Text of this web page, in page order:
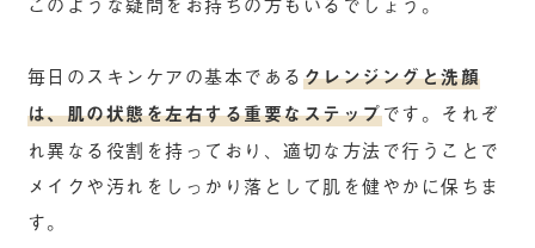
毎日のスキンケアの基本であるクレンジングと洗顔
は、肌の状態を左右する重要なステップです。それぞ
れ異なる役割を持っており、適切な方法で行うことで
メイクや汚れをしっかり落として肌を健やかに保ちま
す。